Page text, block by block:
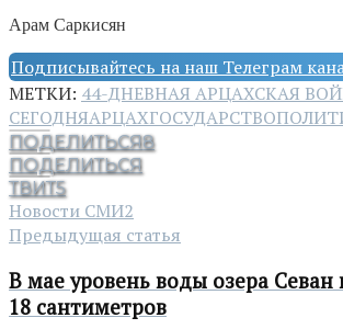
Арам Саркисян
Подписывайтесь на наш Телеграм
МЕТКИ: 44-ДНЕВНАЯ АРЦАХСКАЯ
СЕГОДНЯАРЦАХГОСУДАРСТВО
ПОДЕЛИТЬСЯ8
ПОДЕЛИТЬСЯ
ТВИТ5
Новости СМИ2
Предыдущая статья
В мае уровень воды озера Севан
18 сантиметров